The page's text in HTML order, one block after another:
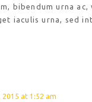
bibendum urna ac,
iaculis urna, sed
at 1:52 am